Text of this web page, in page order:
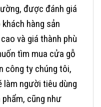
được đánh giá
hàng sản
và giá thành phù
tìm mua cửa gỗ
công ty chúng tôi,
làm người tiêu dùng
cũng như